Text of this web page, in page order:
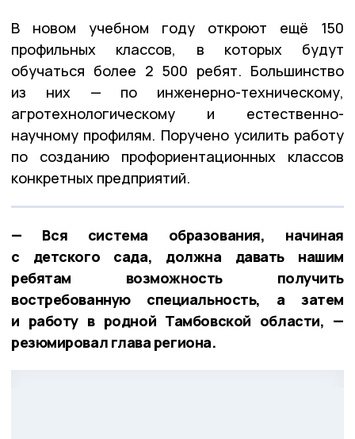
В новом учебном году откроют ещё 150
профильных классов, в которых будут
обучаться более 2 500 ребят. Большинство
из них — по инженерно-техническому,
агротехнологическому и естественно-
научному профилям. Поручено усилить работу
по созданию профориентационных классов
конкретных предприятий.
— Вся система образования, начиная
с детского сада, должна давать нашим
ребятам возможность получить
востребованную специальность, а затем
и работу в родной Тамбовской области, —
резюмировал глава региона.